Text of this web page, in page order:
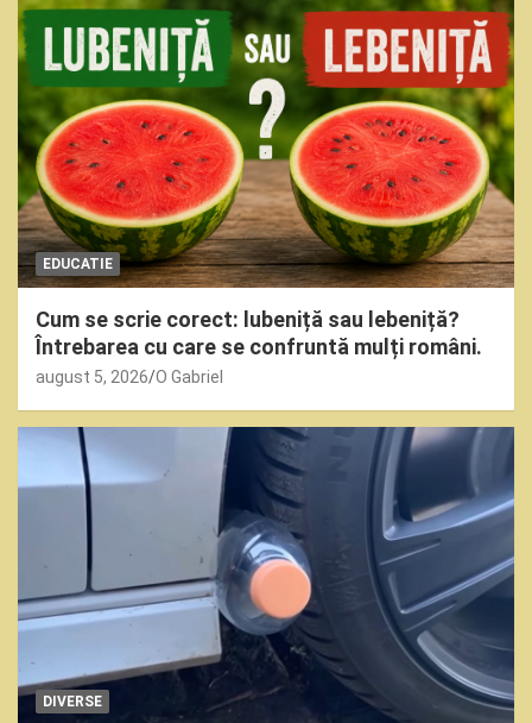
EDUCATIE
Cum se scrie corect: lubeniță sau lebeniță?
Întrebarea cu care se confruntă mulți români.
august 5, 2026 O Gabriel
DIVERSE